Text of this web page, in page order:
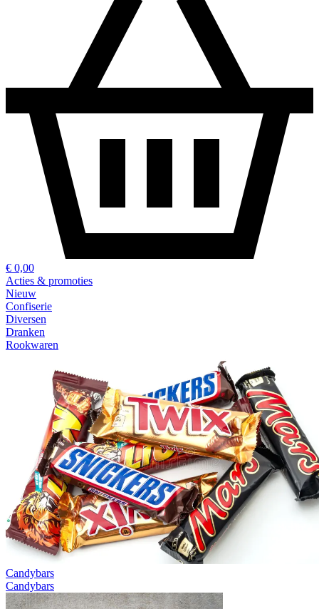
€ 0,00
Acties & promoties
Nieuw
Confiserie
Diversen
Dranken
Rookwaren
Candybars
Candybars